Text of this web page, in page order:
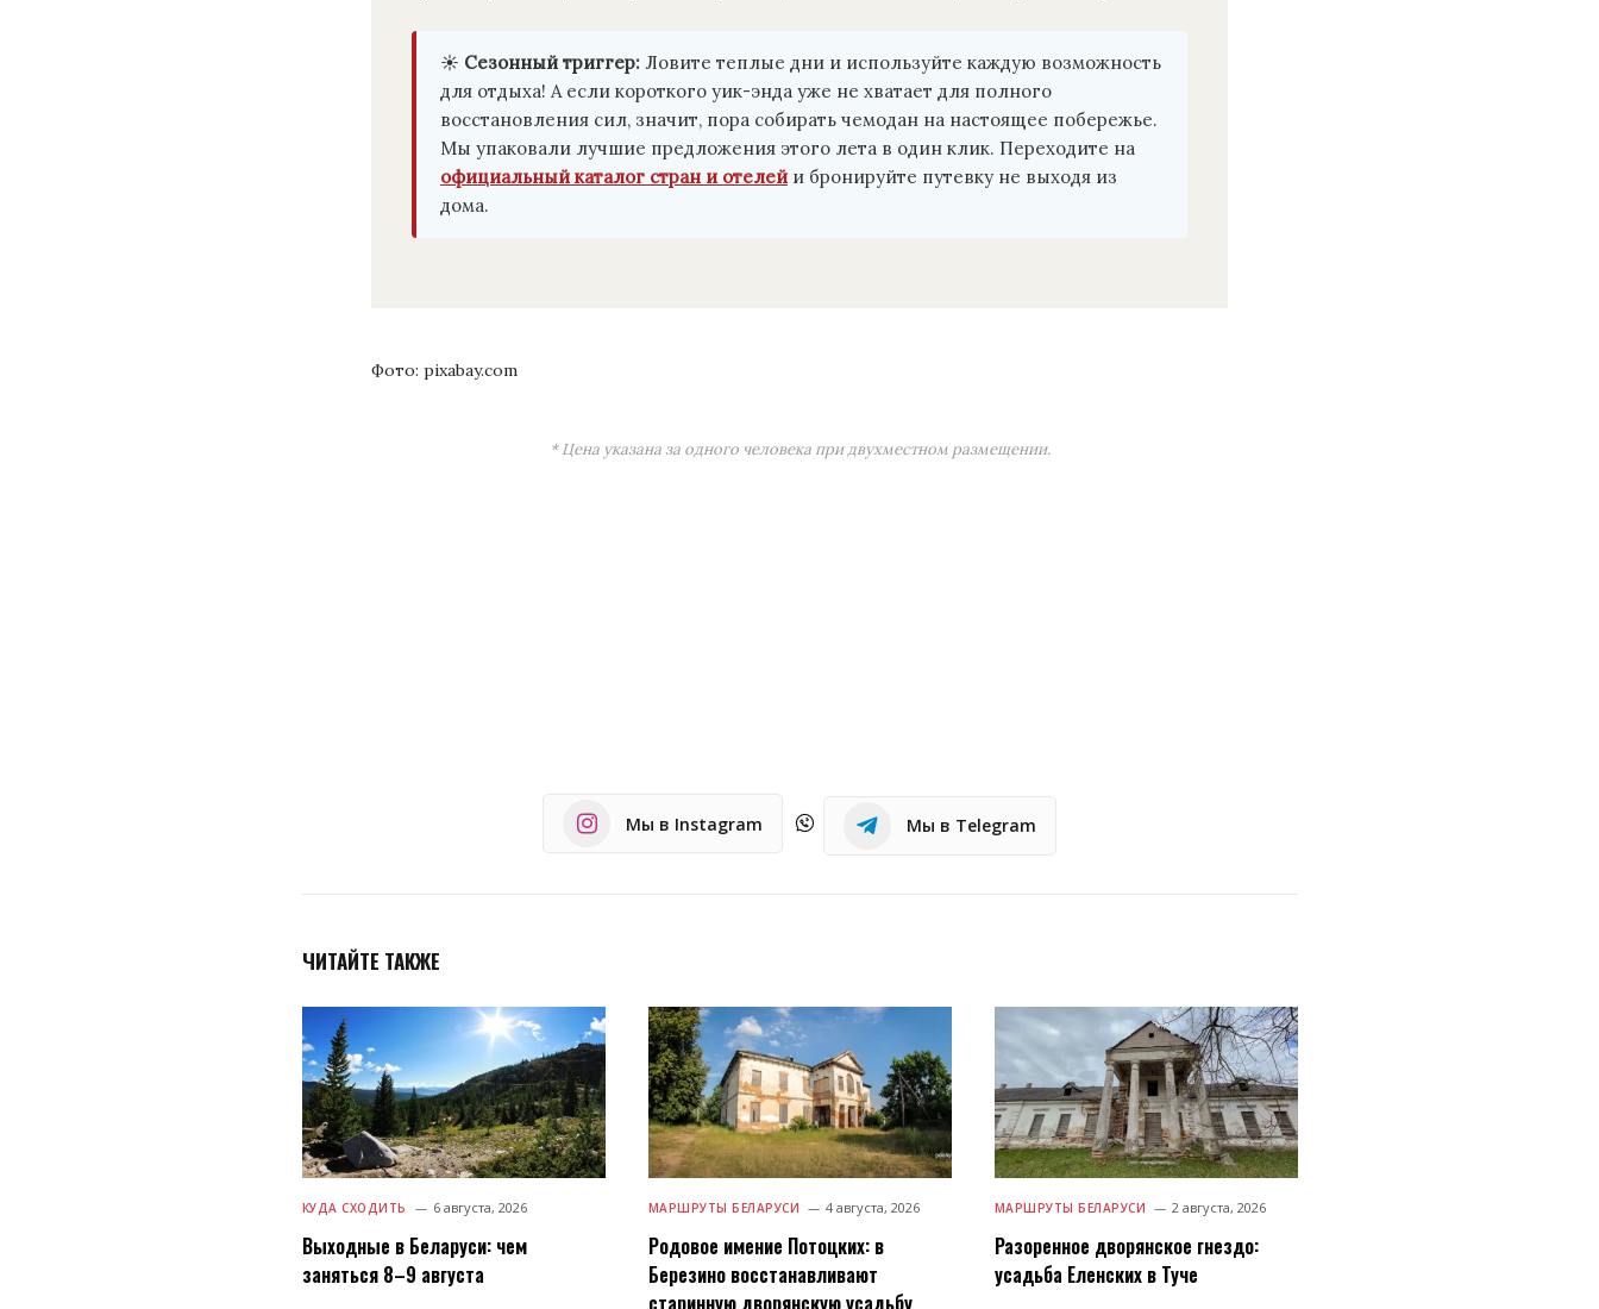
☀️ Сезонный триггер: Ловите теплые дни и используйте каждую возможность
для отдыха! А если короткого уик-энда уже не хватает для полного
восстановления сил, значит, пора собирать чемодан на настоящее побережье.
Мы упаковали лучшие предложения этого лета в один клик. Переходите на
официальный каталог стран и отелей и бронируйте путевку не выходя из
дома.
Фото: pixabay.com
* Цена указана за одного человека при двухместном размещении.
Мы в Instagram Мы в Telegram
ЧИТАЙТЕ ТАКЖЕ
КУДА СХОДИТЬ 6 августа, 2026
Выходные в Беларуси: чем
заняться 8–9 августа
МАРШРУТЫ БЕЛАРУСИ 4 августа, 2026
Родовое имение Потоцких: в
Березино восстанавливают
старинную дворянскую усадьбу
МАРШРУТЫ БЕЛАРУСИ 2 августа, 2026
Разоренное дворянское гнездо:
усадьба Еленских в Туче